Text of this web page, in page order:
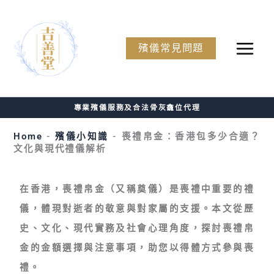
content
殯儀常見問題
專業殯儀服務及合法骨灰龕位代理
Home -殯儀小知識 - 喪禮帛金：香港包多少合適？
文化與現代禮儀解析
在香港，喪禮帛金
（又稱奠儀）是喪禮中重要的禮
儀，體現對逝者的敬意與對家屬的支援。本文從歷
史、文化、現代實務及社會心理角度，探討喪禮帛
金 的金額選擇與注意事項，助您以得體方式參與喪
禮。
menu